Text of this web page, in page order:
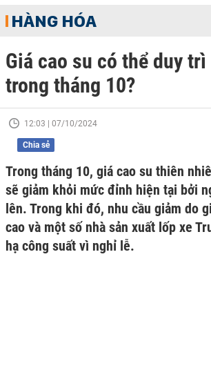
HÀNG HÓA
Giá cao su có thể duy
trong tháng 10?
12:03 | 07/10/2024
Chia sẻ
Trong tháng 10, giá cao su thiên
sẽ giảm khỏi mức đỉnh hiện tại bởi
lên. Trong khi đó, nhu cầu giảm do
cao và một số nhà sản xuất lốp xe
hạ công suất vì nghỉ lễ.